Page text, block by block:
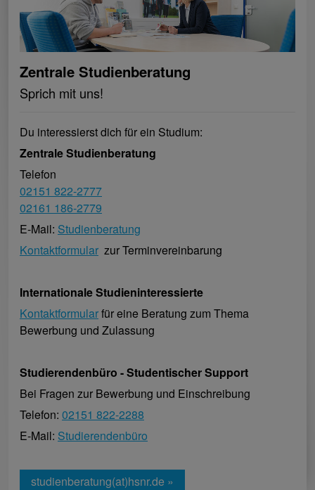
Zentrale Studienberatung
Sprich mit uns!
Du interessierst dich für ein Studium:
Zentrale Studienberatung
Telefon
02151 822-2777
02161 186-2779
E-Mail: Studienberatung
Kontaktformular zur Terminvereinbarung
Internationale Studieninteressierte
Kontaktformularfür eine Beratung zum Thema
Bewerbung und Zulassung
Studierendenbüro - Studentischer Support
Bei Fragen zur Bewerbung und Einschreibung
Telefon: 02151 822-2288
E-Mail: Studierendenbüro
studienberatung(at)hsnr.de »